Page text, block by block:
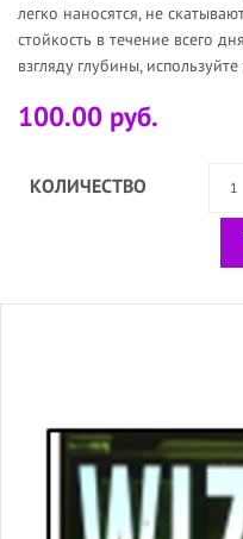
легко наносятся, не
стойкость в течение всего
взгляду глубины,
100.00 руб.
КОЛИЧЕСТВО